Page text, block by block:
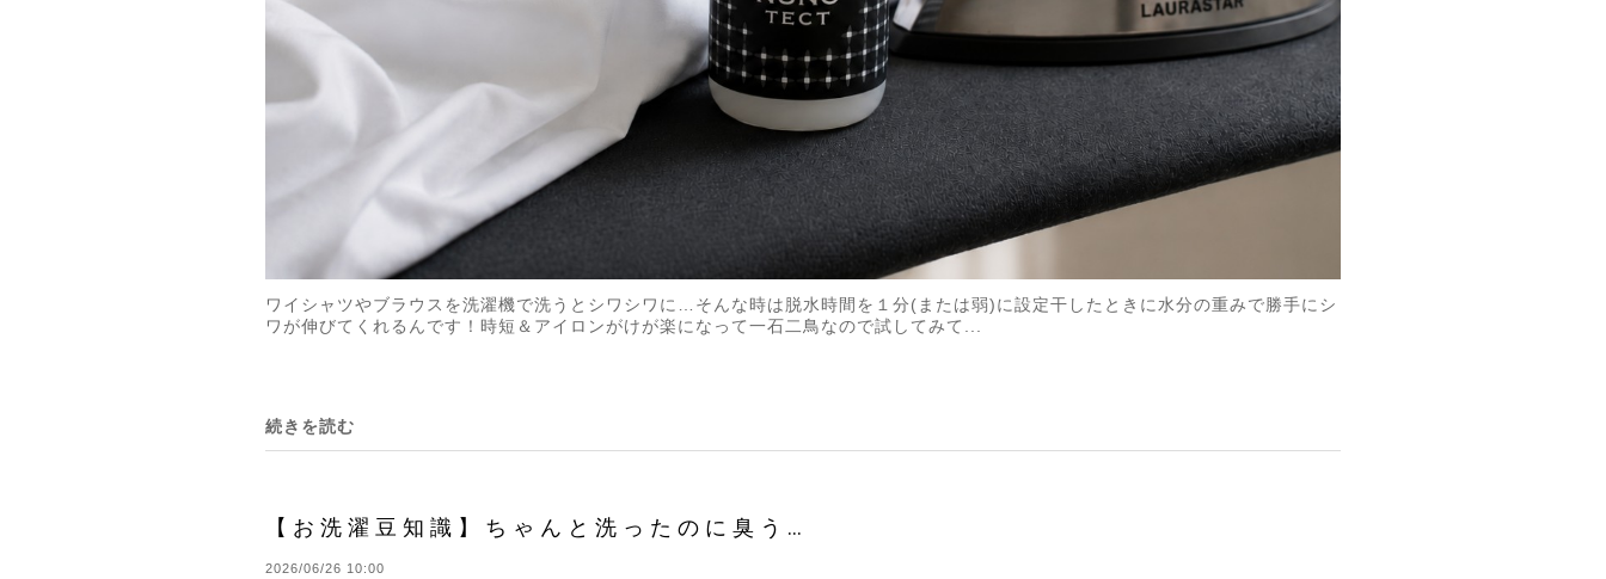
ワイシャツやブラウスを洗濯機で洗うとシワシワに…そんな時は脱水時間を１分(または弱)に設定干したときに水分の重みで勝手にシ
ワが伸びてくれるんです！時短＆アイロンがけが楽になって一石二鳥なので試してみて...
続きを読む
【お洗濯豆知識】ちゃんと洗ったのに臭う…
2026/06/26 10:00